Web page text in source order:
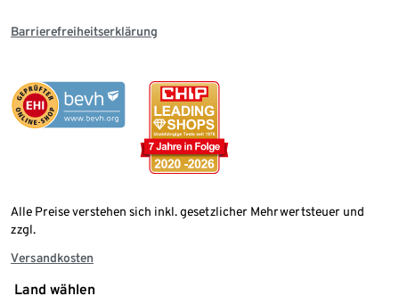
Barrierefreiheitserklärung
Alle Preise verstehen sich inkl. gesetzlicher Mehrwertsteuer und
zzgl.
Versandkosten
Land wählen